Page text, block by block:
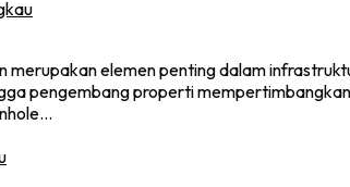
merupakan elemen penting dalam
pengembang properti